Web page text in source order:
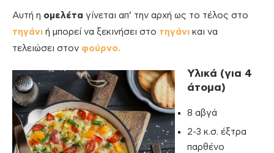
Αυτή η ομελέτα γίνεται απ’ την αρχή ως το τέλος στο
τηγάνι ή μπορεί να ξεκινήσει στο τηγάνι και να
τελειώσει στον φούρνο.
Υλικά (για 4
άτομα)
8 αβγά
2-3 κ.σ. έξτρα
παρθένο